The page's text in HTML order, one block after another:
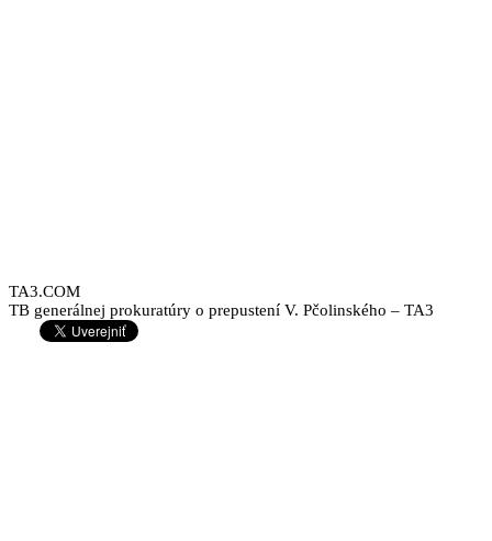
TA3.COM
TB generálnej prokuratúry o prepustení V. Pčolinského – TA3